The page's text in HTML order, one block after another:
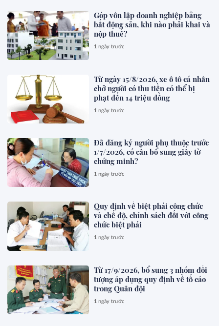
Góp vốn lập doanh nghiệp bằng
bất động sản, khi nào phải khai và
nộp thuế?
1 ngày trước
Từ ngày 15/8/2026, xe ô tô cá nhân
chở người có thu tiền có thể bị
phạt đến 14 triệu đồng
1 ngày trước
Đã đăng ký người phụ thuộc trước
1/7/2026, có cần bổ sung giấy tờ
chứng minh?
1 ngày trước
Quy định về biệt phái công chức
và chế độ, chính sách đối với công
chức biệt phái
1 ngày trước
Từ 17/9/2026, bổ sung 3 nhóm đối
tượng áp dụng quy định về tố cáo
trong Quân đội
1 ngày trước